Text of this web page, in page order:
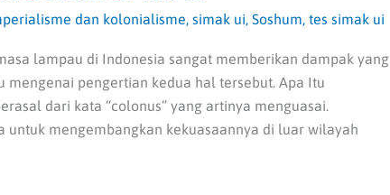
dan kolonialisme, simak ui, Soshum, tes simak ui
lampau di Indonesia sangat memberikan dampak yang
pengertian kedua hal tersebut. Apa Itu
dari kata “colonus” yang artinya menguasai.
mengembangkan kekuasaannya di luar wilayah